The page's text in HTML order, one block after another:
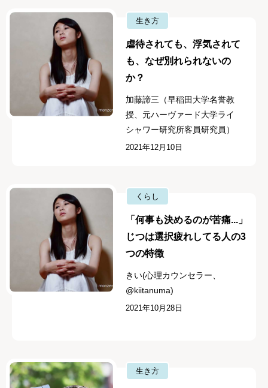
生き方
虐待されても、浮気されて
も、なぜ別れられないの
か？
加藤諦三（早稲田大学名誉教
授、元ハーヴァード大学ライ
シャワー研究所客員研究員）
2021年12月10日
くらし
「何事も決めるのが苦痛...」
じつは選択疲れしてる人の3
つの特徴
きい(心理カウンセラー、
@kiitanuma)
2021年10月28日
生き方